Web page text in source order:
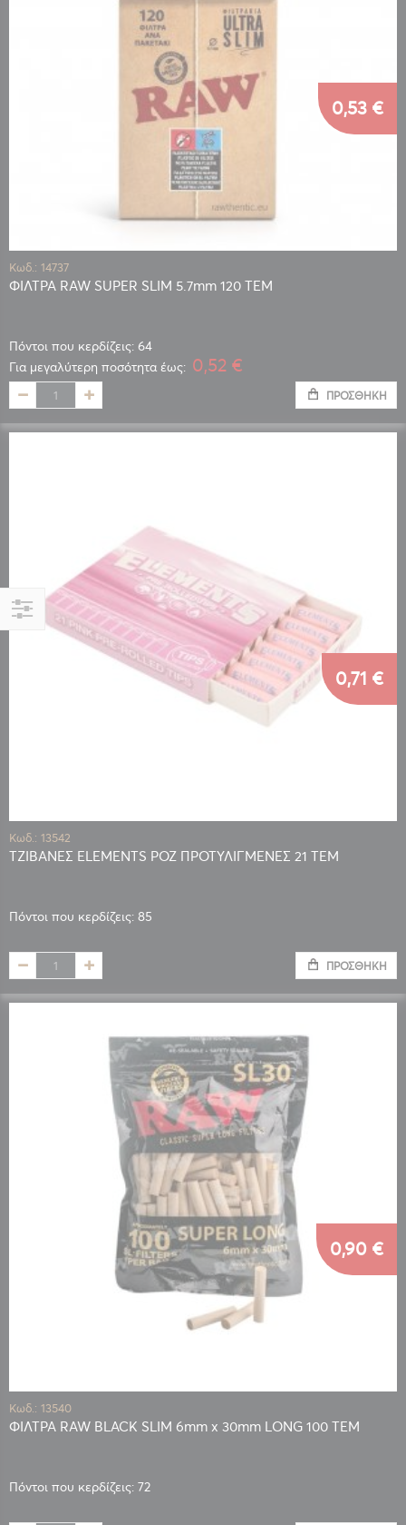
Κωδ.: 14737
ΦΙΛΤΡΑ RAW SUPER SLIM 5.7mm 120 TEM
Πόντοι που κερδίζεις: 64
0,53 €
Για μεγαλύτερη ποσότητα έως: 0,52 €
ΠΡΟΣΘΉΚΗ
Κωδ.: 13542
ΤΖΙΒΑΝΕΣ ELEMENTS ΡΟΖ ΠΡΟΤΥΛΙΓΜΕΝΕΣ 21 ΤΕΜ
Πόντοι που κερδίζεις: 85
0,71 €
ΠΡΟΣΘΉΚΗ
Κωδ.: 13540
ΦΙΛΤΡΑ RAW BLACK SLIM 6mm x 30mm LONG 100 TEM
Πόντοι που κερδίζεις: 72
0,90 €